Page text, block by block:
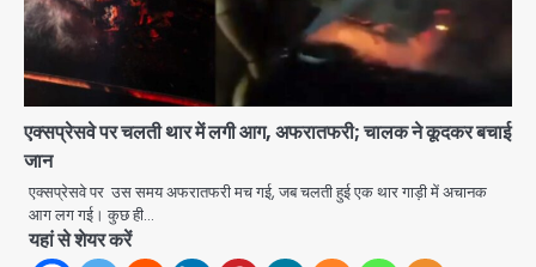
एक्सप्रेसवे पर चलती थार में लगी आग, अफरातफरी; चालक ने कूदकर बचाई
जान
एक्सप्रेसवे पर उस समय अफरातफरी मच गई, जब चलती हुई एक थार गाड़ी में अचानक
आग लग गई। कुछ ही…
यहां से शेयर करें